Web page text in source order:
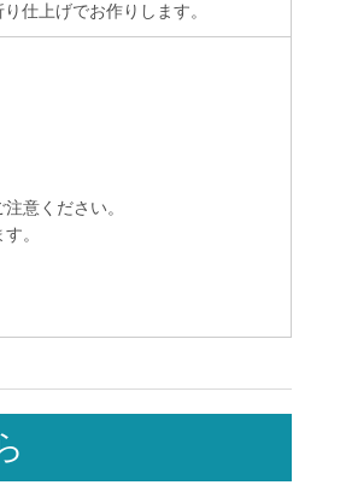
仕上げでお作りします。
意ください。
。